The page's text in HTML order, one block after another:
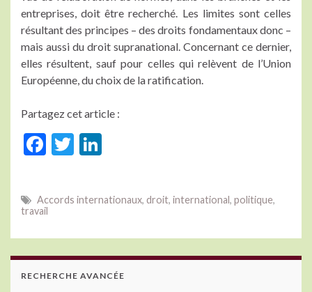
entreprises, doit être recherché. Les limites sont celles
résultant des principes – des droits fondamentaux donc –
mais aussi du droit supranational. Concernant ce dernier,
elles résultent, sauf pour celles qui relèvent de l’Union
Européenne, du choix de la ratification.
Partagez cet article :
F
b
o
o
k
T
itt
er
ke
dI
n
Accords internationaux, droit, international, politique,
travail
RECHERCHE AVANCÉE